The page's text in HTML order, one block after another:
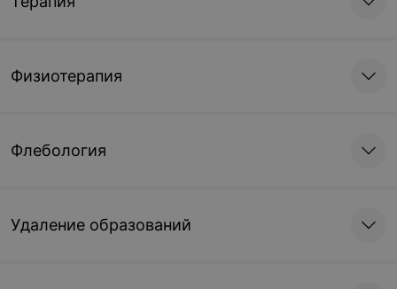
Физиотерапия
Флебология
Удаление образований